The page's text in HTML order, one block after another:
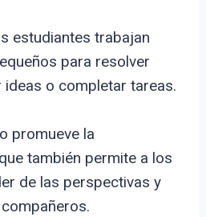
estudiantes trabajan
para resolver
o completar tareas.
promueve la
también permite a los
de las perspectivas y